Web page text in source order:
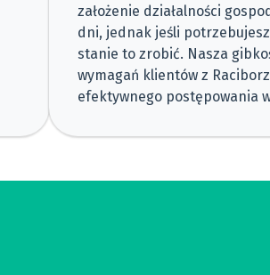
założenie działalności
dni, jednak jeśli
stanie to zrobić. Nasza
wymagań klientów z
efektywnego postępowania